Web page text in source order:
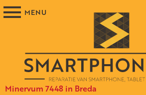
Minervum 7448 in Breda